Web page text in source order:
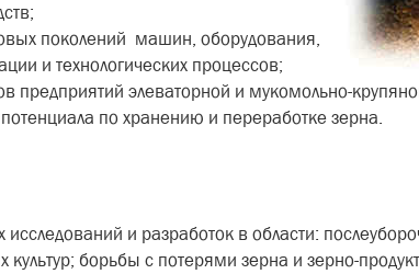
поколений машин, оборудования,
и технологических процессов;
предприятий элеваторной и мукомольно-
по хранению и переработке зерна.
и разработок в области:
культур; борьбы с потерями зерна и зерно-